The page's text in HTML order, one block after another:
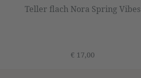
Teller flach Nora Spring Vibes
€ 17,00